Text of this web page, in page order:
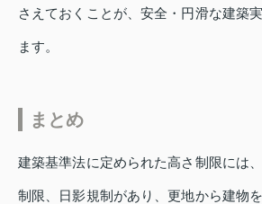
さえておくことが、安全・円滑な建築
ます。
まとめ
建築基準法に定められた高さ制限には
制限、日影規制があり、更地から建物